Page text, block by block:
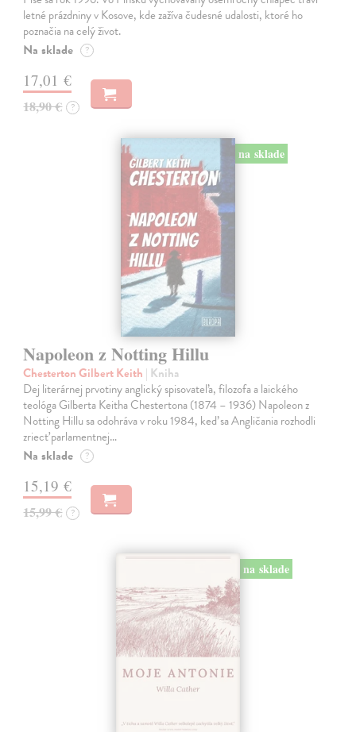
letné prázdniny v Kosove, kde zažíva čudesné udalosti, ktoré ho
poznačia na celý život.
Na sklade ?
17,01 €
18,90 € ?
na sklade
Napoleon z Notting Hillu
Chesterton Gilbert Keith | Kniha
Dej literárnej prvotiny anglický spisovateľa, filozofa a laického
teológa Gilberta Keitha Chestertona (1874 – 1936) Napoleon z
Notting Hillu sa odohráva v roku 1984, keď sa Angličania rozhodli
zriecť parlamentnej…
Na sklade ?
15,19 €
15,99 € ?
na sklade